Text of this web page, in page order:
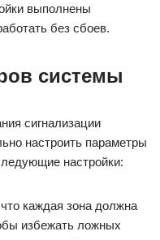
выполнены
без сбоев.
системы
сигнализации
настроить параметры
настройки:
каждая зона должна
избежать ложных